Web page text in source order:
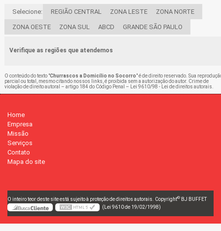
Selecione: REGIÃO CENTRAL ZONA LESTE ZONA NORTE
ZONA OESTE ZONA SUL ABCD GRANDE SÃO PAULO
Verifique as regiões que atendemos
O conteúdo do texto "Churrascos a Domicílio no Socorro" é de direito reservado. Sua
parcial ou total, mesmo citando nossos links, é proibida sem a autorização do autor. Crime de
violação de direito autoral – artigo 184 do Código Penal –
Lei 9610/98 - Lei de direitos autorais
Home
Empresa
Missão
Serviços
Contato
Mapa do site
O inteiro teor deste site está sujeito à proteção de direitos autorais. Copyright© BJ BUFFET
(Lei 9610 de 19/02/1998)